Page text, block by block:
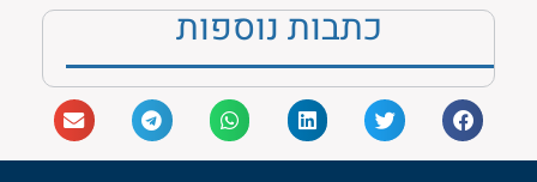
כתבות נוספות